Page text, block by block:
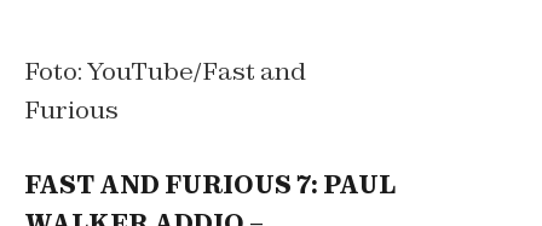
Foto: YouTube/Fast and
Furious
FAST AND FURIOUS 7: PAUL